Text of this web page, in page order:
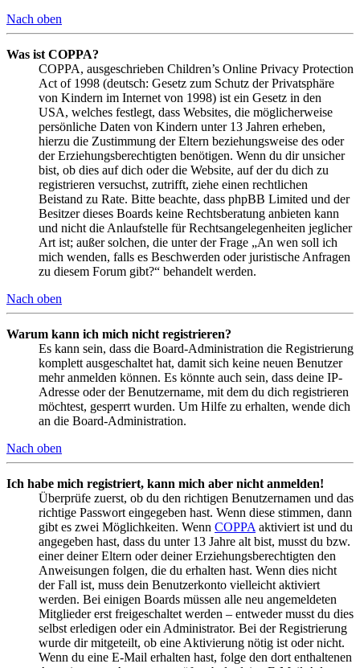
Nach oben
Was ist COPPA?
COPPA, ausgeschrieben Children’s Online Privacy Protection
Act of 1998 (deutsch: Gesetz zum Schutz der Privatsphäre
von Kindern im Internet von 1998) ist ein Gesetz in den
USA, welches festlegt, dass Websites, die möglicherweise
persönliche Daten von Kindern unter 13 Jahren erheben,
hierzu die Zustimmung der Eltern beziehungsweise des oder
der Erziehungsberechtigten benötigen. Wenn du dir unsicher
bist, ob dies auf dich oder die Website, auf der du dich zu
registrieren versuchst, zutrifft, ziehe einen rechtlichen
Beistand zu Rate. Bitte beachte, dass phpBB Limited und der
Besitzer dieses Boards keine Rechtsberatung anbieten kann
und nicht die Anlaufstelle für Rechtsangelegenheiten jeglicher
Art ist; außer solchen, die unter der Frage „An wen soll ich
mich wenden, falls es Beschwerden oder juristische Anfragen
zu diesem Forum gibt?“ behandelt werden.
Nach oben
Warum kann ich mich nicht registrieren?
Es kann sein, dass die Board-Administration die Registrierung
komplett ausgeschaltet hat, damit sich keine neuen Benutzer
mehr anmelden können. Es könnte auch sein, dass deine IP-
Adresse oder der Benutzername, mit dem du dich registrieren
möchtest, gesperrt wurden. Um Hilfe zu erhalten, wende dich
an die Board-Administration.
Nach oben
Ich habe mich registriert, kann mich aber nicht anmelden!
Überprüfe zuerst, ob du den richtigen Benutzernamen und das
richtige Passwort eingegeben hast. Wenn diese stimmen, dann
gibt es zwei Möglichkeiten. Wenn COPPA aktiviert ist und du
angegeben hast, dass du unter 13 Jahre alt bist, musst du bzw.
einer deiner Eltern oder deiner Erziehungsberechtigten den
Anweisungen folgen, die du erhalten hast. Wenn dies nicht
der Fall ist, muss dein Benutzerkonto vielleicht aktiviert
werden. Bei einigen Boards müssen alle neu angemeldeten
Mitglieder erst freigeschaltet werden – entweder musst du dies
selbst erledigen oder ein Administrator. Bei der Registrierung
wurde dir mitgeteilt, ob eine Aktivierung nötig ist oder nicht.
Wenn du eine E-Mail erhalten hast, folge den dort enthaltenen